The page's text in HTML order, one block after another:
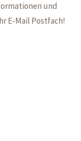
und
E-Mail Postfach!